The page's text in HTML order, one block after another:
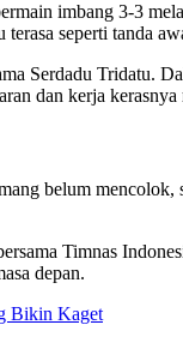
imbang 3-3
seperti tanda
Serdadu
dan kerja
belum
Timnas
depan.
Bikin Kaget